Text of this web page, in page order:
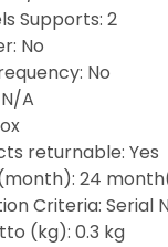
Supports: 2
No
No
A
returnable: Yes
24
Criteria: Serial
(kg): 0.3 kg